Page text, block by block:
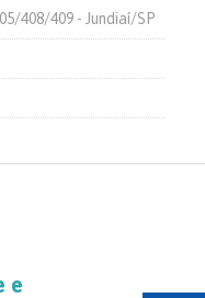
408/409 - Jundiaí/SP
e